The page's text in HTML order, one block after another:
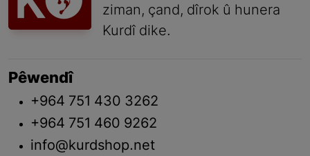
ziman, çand, dîrok û hunera
Kurdî dike.
Pêwendî
+964 751 430 3262
+964 751 460 9262
info@kurdshop.net